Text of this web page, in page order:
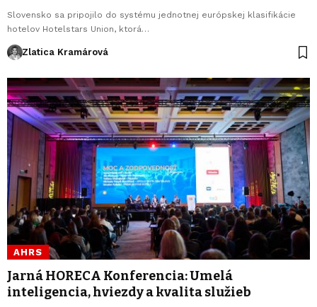
Slovensko sa pripojilo do systému jednotnej európskej klasifikácie
hotelov Hotelstars Union, ktorá…
Zlatica Kramárová
AHRS
Jarná HORECA Konferencia: Umelá
inteligencia, hviezdy a kvalita služieb